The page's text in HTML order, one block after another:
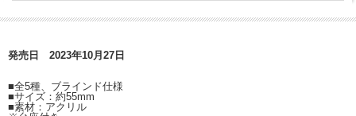
発売日 2023年10月27日
■全5種、ブラインド仕様
■サイズ：約55mm
■素材：アクリル